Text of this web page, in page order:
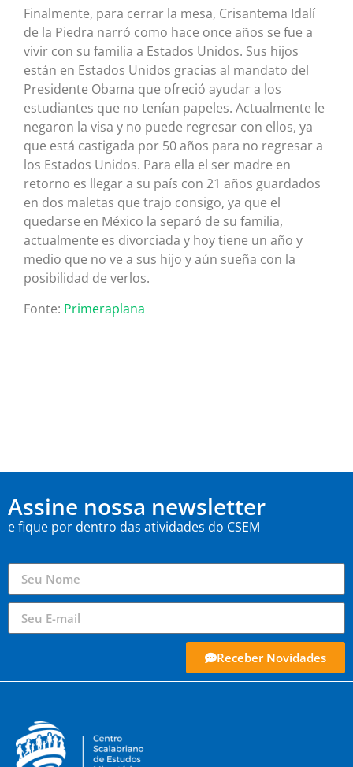
Finalmente, para cerrar la mesa, Crisantema Idalí
de la Piedra narró como hace once años se fue a
vivir con su familia a Estados Unidos. Sus hijos
están en Estados Unidos gracias al mandato del
Presidente Obama que ofreció ayudar a los
estudiantes que no tenían papeles. Actualmente le
negaron la visa y no puede regresar con ellos, ya
que está castigada por 50 años para no regresar a
los Estados Unidos. Para ella el ser madre en
retorno es llegar a su país con 21 años guardados
en dos maletas que trajo consigo, ya que el
quedarse en México la separó de su familia,
actualmente es divorciada y hoy tiene un año y
medio que no ve a sus hijo y aún sueña con la
posibilidad de verlos.
Fonte: Primeraplana
Assine nossa newsletter
e fique por dentro das atividades do CSEM
Receber Novidades